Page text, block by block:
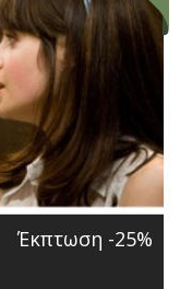
Έκπτωση -25%